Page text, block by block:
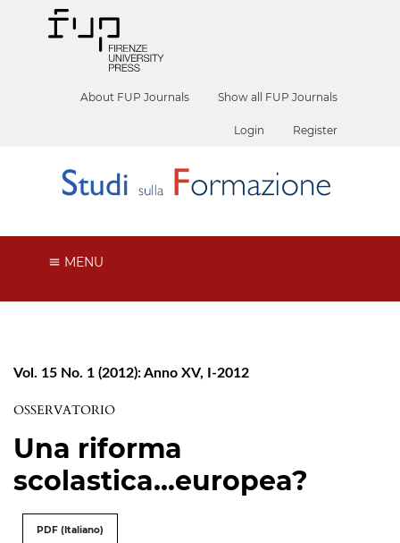
About FUP Journals Show all FUP Journals
Login Register
MENU
Vol. 15 No. 1 (2012): Anno XV, I-2012
OSSERVATORIO
Una riforma
scolastica...europea?
PDF (Italiano)